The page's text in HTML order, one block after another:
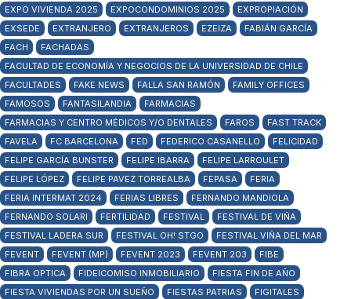
EXPO VIVIENDA 2025
EXPOCONDOMINIOS 2025
EXPROPIACIÓN
EXSEDE
EXTRANJERO EXTRANJEROS EZEIZA
FABIÁN GARCÍA
FACH
FACHADAS
FACULTAD DE ECONOMÍA Y NEGOCIOS DE LA UNIVERSIDAD DE CHILE
FACULTADES
FAKE NEWS FALLA SAN RAMÓN
FAMILY OFFICES
FAMOSOS
FANTASILANDIA
FARMACIAS
FARMACIAS Y CENTRO MÉDICOS Y/O DENTALES
FAROS
FAST TRACK
FAVELA
FC BARCELONA FED FEDERICO CASANELLO
FELICIDAD
FELIPE GARCÍA BUNSTER
FELIPE IBARRA
FELIPE LARROULET
FELIPE LÓPEZ
FELIPE PAVEZ TORREALBA FEPASA
FERIA
FERIA INTERMAT 2024
FERIAS LIBRES
FERNANDO MANDIOLA
FERNANDO SOLARI
FERTILIDAD FESTIVAL
FESTIVAL DE VIÑA
FESTIVAL LADERA SUR
FESTIVAL OH! STGO
FESTIVAL VIÑA DEL MAR
FEVENT
FEVENT (MP) FEVENT 2023 FEVENT 203
FIBE
FIBRA OPTICA
FIDEICOMISO INMOBILIARIO
FIESTA FIN DE AÑO
FIESTA VIVIENDAS POR UN SUEÑO
FIESTAS PATRIAS
FIGITALES